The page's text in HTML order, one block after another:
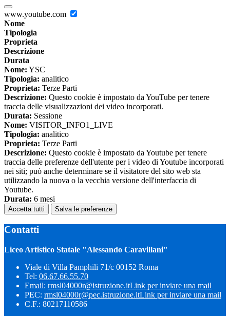
www.youtube.com
Nome
Tipologia
Proprieta
Descrizione
Durata
Nome: YSC
Tipologia: analitico
Proprieta: Terze Parti
Descrizione: Questo cookie è impostato da YouTube per tenere
traccia delle visualizzazioni dei video incorporati.
Durata: Sessione
Nome: VISITOR_INFO1_LIVE
Tipologia: analitico
Proprieta: Terze Parti
Descrizione: Questo cookie è impostato da Youtube per tenere
traccia delle preferenze dell'utente per i video di Youtube incorporati
nei siti; può anche determinare se il visitatore del sito web sta
utilizzando la nuova o la vecchia versione dell'interfaccia di
Youtube.
Durata: 6 mesi
Accetta tutti Salva le preferenze
Contatti
Liceo Artistico Statale "Alessando Caravillani"
Viale di Villa Pamphili 71/c 00152 Roma
Tel: 06.67.66.55.70
Email: rmsl04000r@istruzione.itLink per inviare una mail
PEC: rmsl04000r@pec.istruzione.itLink per inviare una mail
C.F.: 80217110586